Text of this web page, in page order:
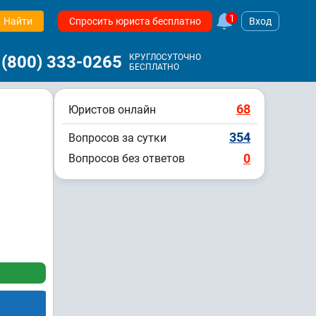
Найти Спросить юриста бесплатно 1 Вход
333-0265
КРУГЛОСУТОЧНО
БЕСПЛАТНО
Юристов онлайн 68
Вопросов за сутки 354
Вопросов без ответов 0